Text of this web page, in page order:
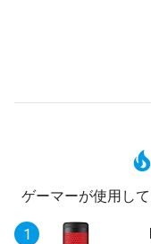
ゲーマーが使用し
1